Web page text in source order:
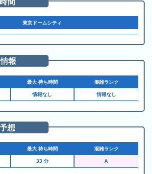
東京ドームシティ
報
最大 待ち時間
情報なし
混雑ランク
情報なし
想
最大 待ち時間
33 分
混雑ランク